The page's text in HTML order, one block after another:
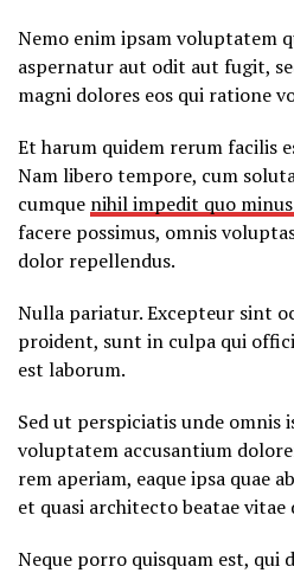
Nemo enim ipsam voluptatem
aspernatur aut odit aut fugit,
magni dolores eos qui ratione
Et harum quidem rerum facilis
Nam libero tempore, cum
cumque nihil impedit quo
facere possimus, omnis
dolor repellendus.
Nulla pariatur. Excepteur sint
proident, sunt in culpa qui
est laborum.
Sed ut perspiciatis unde omnis
voluptatem accusantium
rem aperiam, eaque ipsa quae
et quasi architecto beatae
Neque porro quisquam est, qui